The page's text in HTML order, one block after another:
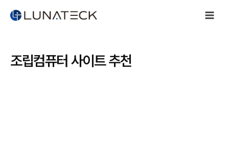
조립컴퓨터 사이트 추천